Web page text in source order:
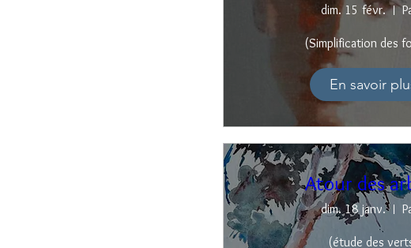
dim. 15 févr.
(Simplification des
En savoir
Atour des
dim. 18 janv.
(étude des